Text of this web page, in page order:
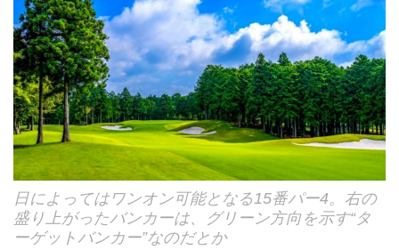
日によってはワンオン可能となる15番パー4。右の
盛り上がったバンカーは、グリーン方向を示す“タ
ーゲットバンカー”なのだとか